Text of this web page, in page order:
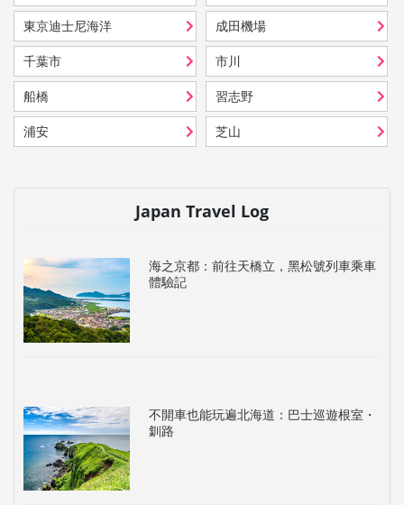
東京迪士尼海洋 成田機場
千葉市 市川
船橋 習志野
浦安 芝山
Japan Travel Log
海之京都：前往天橋立，黑松號列車乘車
體驗記
不開車也能玩遍北海道：巴士巡遊根室・
釧路